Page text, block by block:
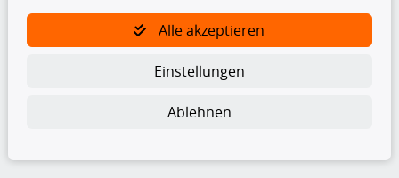
TecDoc Inside Alle akzeptieren
Einstellungen
Ablehnen